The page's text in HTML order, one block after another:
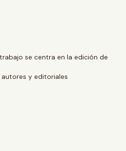
se centra en la edición de
y editoriales